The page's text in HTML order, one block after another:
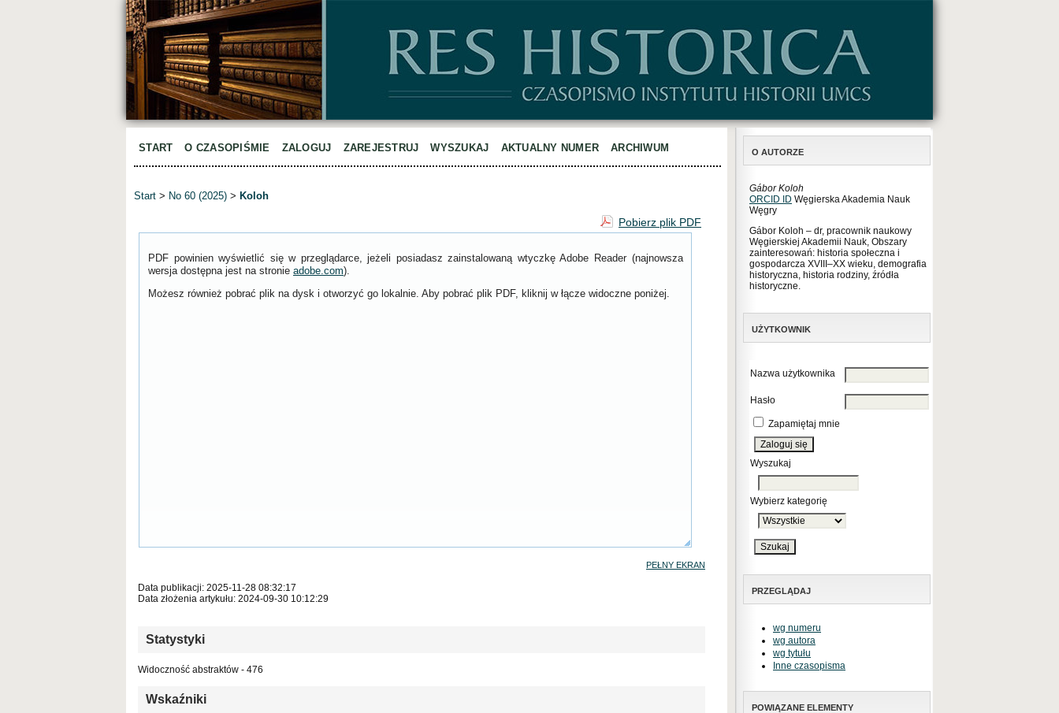
O AUTORZE
Gábor Koloh
ORCID ID Węgierska Akademia Nauk
Węgry
Gábor Koloh – dr, pracownik naukowy
Węgierskiej Akademii Nauk, Obszary
zainteresowań: historia społeczna i
gospodarcza XVIII–XX wieku, demografia
historyczna, historia rodziny, źródła
historyczne.
UŻYTKOWNIK
Nazwa użytkownika
Hasło
Zapamiętaj mnie
Wyszukaj
Wybierz kategorię
PRZEGLĄDAJ
wg numeru
wg autora
wg tytułu
Inne czasopisma
POWIĄZANE ELEMENTY
START O CZASOPIŚMIE ZALOGUJ ZAREJESTRUJ WYSZUKAJ AKTUALNY NUMER ARCHIWUM
Start > No 60 (2025) > Koloh
Pobierz plik PDF
PDF powinien wyświetlić się w przeglądarce, jeżeli posiadasz zainstalowaną wtyczkę Adobe Reader (najnowsza
wersja dostępna jest na stronie adobe.com).
Możesz również pobrać plik na dysk i otworzyć go lokalnie. Aby pobrać plik PDF, kliknij w łącze widoczne poniżej.
PEŁNY EKRAN
Data publikacji: 2025-11-28 08:32:17
Data złożenia artykułu: 2024-09-30 10:12:29
Statystyki
Widoczność abstraktów - 476
Wskaźniki